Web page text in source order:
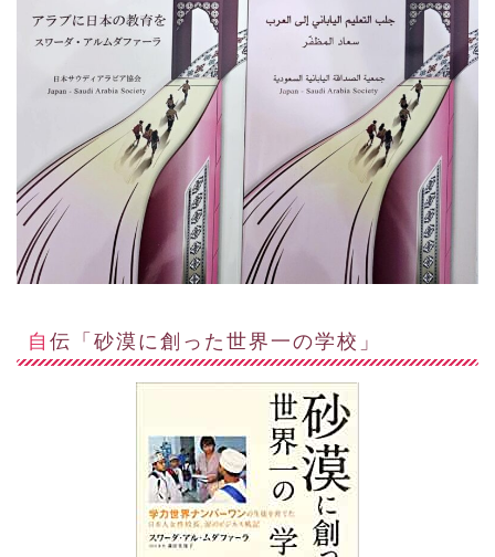
自伝「砂漠に創った世界一の学校」